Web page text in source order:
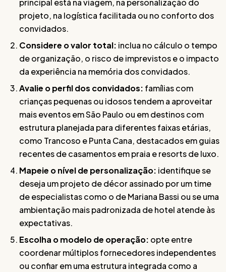
principal está na viagem, na personalização do
projeto, na logística facilitada ou no conforto dos
convidados.
Considere o valor total: inclua no cálculo o tempo
de organização, o risco de imprevistos e o impacto
da experiência na memória dos convidados.
Avalie o perfil dos convidados: famílias com
crianças pequenas ou idosos tendem a aproveitar
mais eventos em São Paulo ou em destinos com
estrutura planejada para diferentes faixas etárias,
como Trancoso e Punta Cana, destacados em guias
recentes de casamentos em praia e resorts de luxo.
Mapeie o nível de personalização: identifique se
deseja um projeto de décor assinado por um time
de especialistas como o de Mariana Bassi ou se uma
ambientação mais padronizada de hotel atende às
expectativas.
Escolha o modelo de operação: opte entre
coordenar múltiplos fornecedores independentes
ou confiar em uma estrutura integrada como a